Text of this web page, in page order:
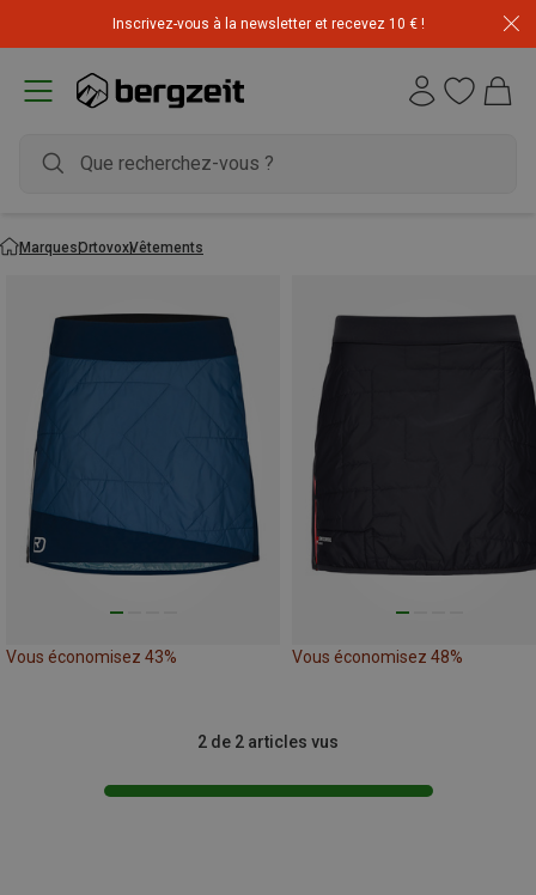
Inscrivez-vous à la newsletter et recevez 10 € !
MarquesOrtovoxVêtements
Vous économisez 43% Vous économisez 48%
2 de 2 articles vus